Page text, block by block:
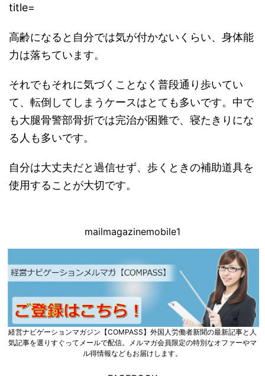
title=
高齢になると自分では気が付かないくらい、身体能
力は落ちています。
それでもそれに気づくことなく普段通り歩いてい
て、転倒してしまうケースはとても多いです。中で
も大腿骨警部骨折では完治が困難で、寝たきりにな
る人も多いです。
自分は大丈夫だと過信せず、歩くときの補助道具を
使用することが大切です。
mailmagazinemobile1
経営ナビゲーションマガジン【COMPASS】外国人労働者新聞の最新記事と人
気記事を選りすぐってメールで配信。メルマガ会員限定の特別なオファーやマ
ル得情報などもお届けします。